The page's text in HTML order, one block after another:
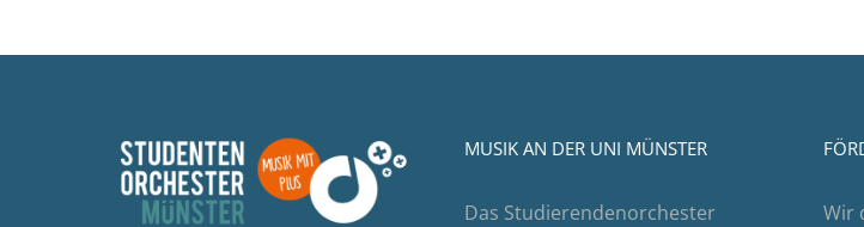
MUSIK AN DER UNI MÜNSTER
Das Studierendenorchester
Wir